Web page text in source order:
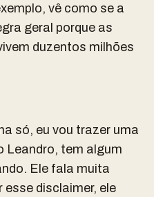
vê como se a
geral porque as
duzentos milhões
só, eu vou trazer uma
Leandro, tem algum
Ele fala muita
disclaimer, ele